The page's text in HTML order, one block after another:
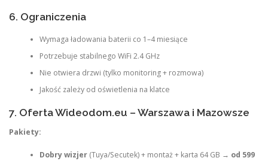
6. Ograniczenia
Wymaga ładowania baterii co 1–4 miesiące
Potrzebuje stabilnego WiFi 2.4 GHz
Nie otwiera drzwi (tylko monitoring + rozmowa)
Jakość zależy od oświetlenia na klatce
7. Oferta Wideodom.eu – Warszawa i Mazowsze
Pakiety:
Dobry wizjer(Tuya/Secutek) + montaż + karta 64 GB → od 599